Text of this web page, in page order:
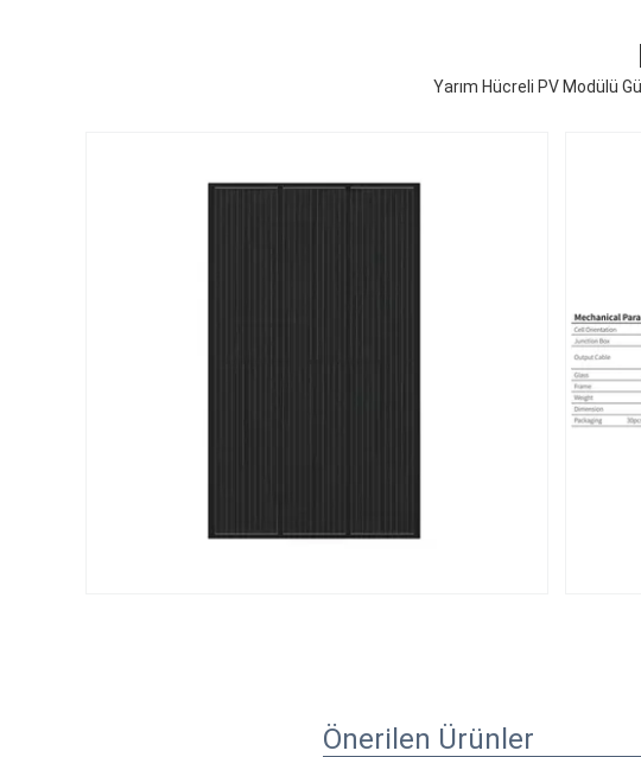
Yarım Hücreli PV Modülü
Önerilen Ürünler